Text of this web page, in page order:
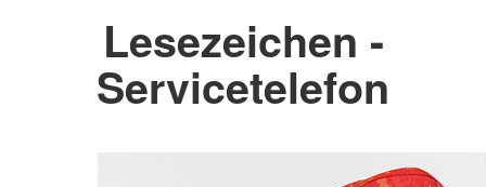
Lesezeichen -
Servicetelefon